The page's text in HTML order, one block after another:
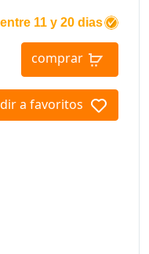
11 y 20 dias
comprar
a favoritos